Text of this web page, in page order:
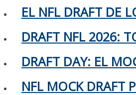
EL NFL DRAFT DE
DRAFT NFL 2026:
DRAFT DAY: EL
NFL MOCK DRAFT